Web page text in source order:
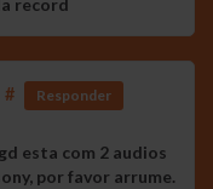
record
# Responder
esta com 2 audios
por favor arrume.